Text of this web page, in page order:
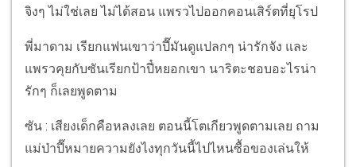
จิงๆ ไม่ใช่เลย ไม่ได้สอน แพรวไปออกคอนเสิร์ตที่ยุโรป
พี่มาดาม เรียกแฟนเขาว่าปี๊มันดูแปลกๆ น่ารักจัง และ
แพรวคุยกับซันเรียกป้าปี๋หยอกเขา นาริตะชอบอะไรน่า
รักๆ ก็เลยพูดตาม
ซัน : เสียงเด็กคือหลงเลย ตอนนี้โตเกียวพูดตามเลย ถาม
แม่ป่าปี๊หมายความยังไงทุกวันนี้ไปไหนซื้อของเล่นให้